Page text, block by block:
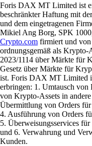
Foris DAX MT Limited ist
beschränkter Haftung mit
und dem eingetragenen
Mikiel Ang Borg, SPK
Crypto.com firmiert und von
ordnungsgemäß als Krypto-
2023/1114 über Märkte für
Gesetz über Märkte für
ist. Foris DAX MT Limited
erbringen: 1. Umtausch
von Krypto-Assets in
Übermittlung von Orders
4. Ausführung von Orders
5. Überweisungsservices
und 6. Verwahrung und
Kunden.